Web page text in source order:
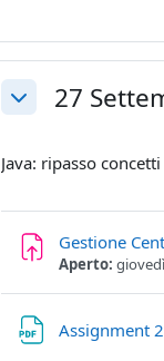
Minimizza
27
Java: ripasso
Gestione
Aperto:
Assignment